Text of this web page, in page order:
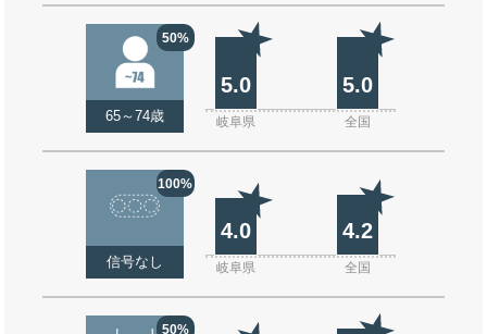
50%
65～74歳
5.0 5.0
岐阜県 全国
100%
信号なし
4.0 4.2
岐阜県 全国
50%